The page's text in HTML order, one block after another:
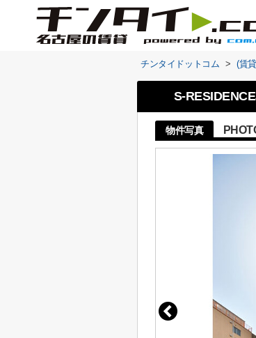
チンタイドットコム > (賃
S-
物件写真